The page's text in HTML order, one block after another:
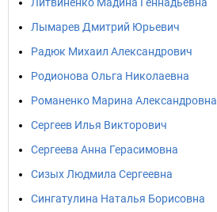
Лымарев Дмитрий Юрьевич
Радюк Михаил Александрович
Родионова Ольга Николаевна
Романенко Марина Александровна
Сергеев Илья Викторович
Сергеева Анна Герасимовна
Сизых Людмила Сергеевна
Сингатулина Наталья Борисовна